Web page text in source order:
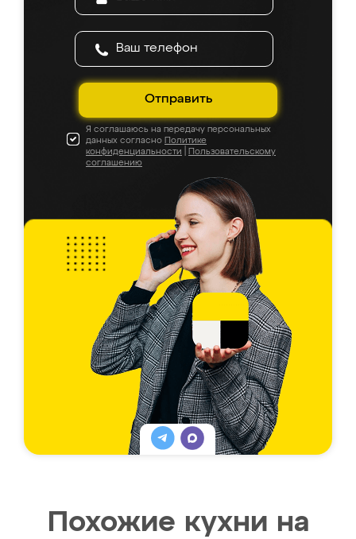
Отправить
Я соглашаюсь на передачу персональных
данных согласно Политике
конфиденциальности
Пользовательскому
соглашению
Похожие кухни на